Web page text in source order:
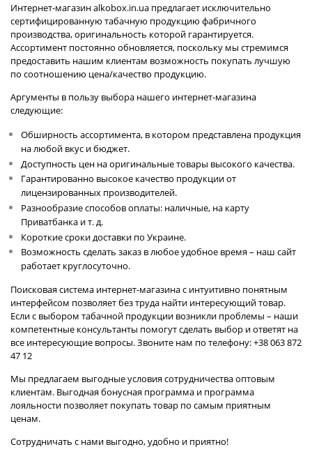
Интернет-магазин alkobox.in.ua предлагает исключительно
сертифицированную табачную продукцию фабричного
производства, оригинальность которой гарантируется.
Ассортимент постоянно обновляется, поскольку мы стремимся
предоставить нашим клиентам возможность покупать лучшую
по соотношению цена/качество продукцию.
Аргументы в пользу выбора нашего интернет-магазина
следующие:
Обширность ассортимента, в котором представлена продукция
на любой вкус и бюджет.
Доступность цен на оригинальные товары высокого качества.
Гарантированно высокое качество продукции от
лицензированных производителей.
Разнообразие способов оплаты: наличные, на карту
Приватбанка и т. д.
Короткие сроки доставки по Украине.
Возможность сделать заказ в любое удобное время – наш сайт
работает круглосуточно.
Поисковая система интернет-магазина с интуитивно понятным
интерфейсом позволяет без труда найти интересующий товар.
Если с выбором табачной продукции возникли проблемы – наши
компетентные консультанты помогут сделать выбор и ответят на
все интересующие вопросы. Звоните нам по телефону: +38 063 872
47 12
Мы предлагаем выгодные условия сотрудничества оптовым
клиентам. Выгодная бонусная программа и программа
лояльности позволяет покупать товар по самым приятным
ценам.
Сотрудничать с нами выгодно, удобно и приятно!